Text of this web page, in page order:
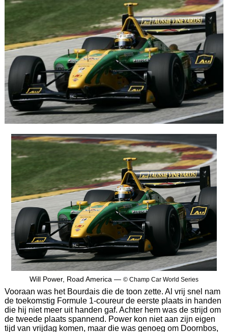
Will Power, Road America — © Champ Car World Series
Vooraan was het Bourdais die de toon zette. Al vrij snel nam
de toekomstig Formule 1-coureur de eerste plaats in handen
die hij niet meer uit handen gaf. Achter hem was de strijd om
de tweede plaats spannend. Power kon niet aan zijn eigen
tijd van vrijdag komen, maar die was genoeg om Doornbos,